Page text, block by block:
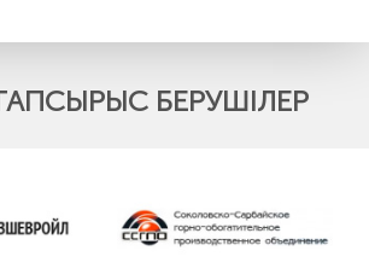
БЕРУШІЛЕР